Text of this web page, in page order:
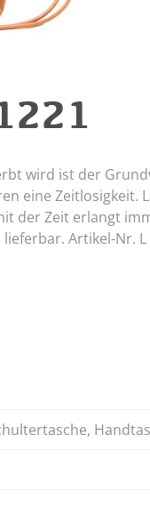
wird ist der
eine
der Zeit erlangt
Artikel-Nr. L
,